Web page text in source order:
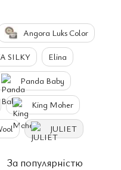
Angora Luks Color
SILKY Elina
Panda Baby
King Moher
JULIET
За популярністю